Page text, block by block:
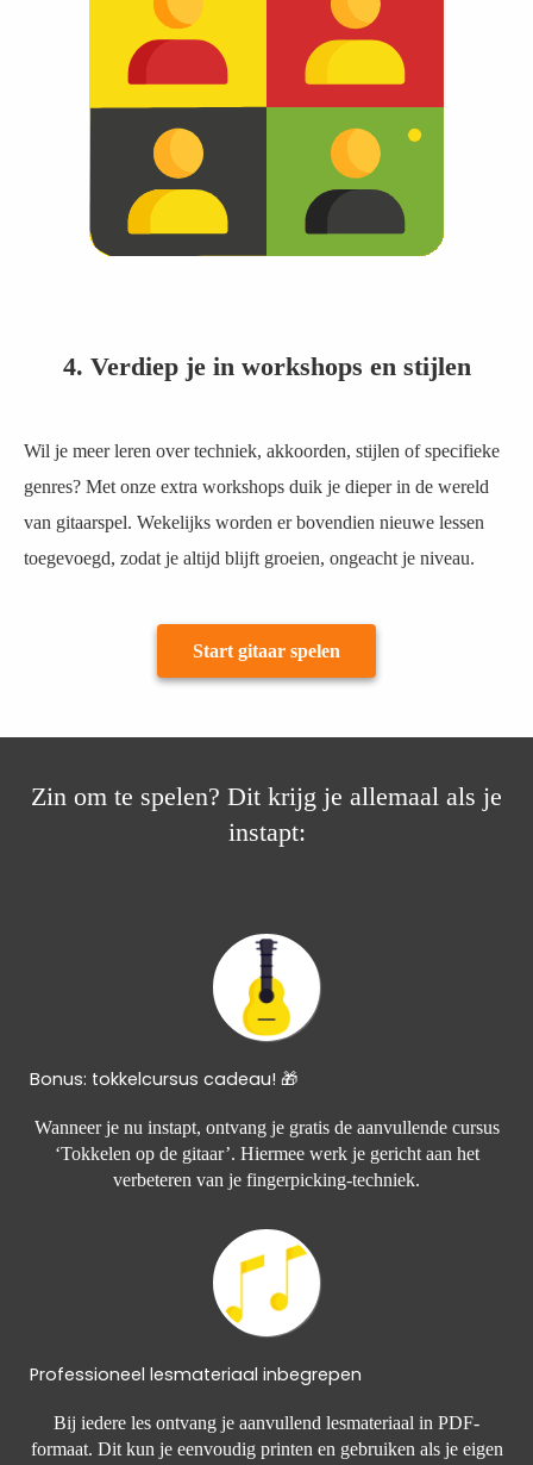
4. Verdiep je in workshops en stijlen
Wil je meer leren over techniek, akkoorden, stijlen of specifieke
genres? Met onze extra workshops duik je dieper in de wereld
van gitaarspel. Wekelijks worden er bovendien nieuwe lessen
toegevoegd, zodat je altijd blijft groeien, ongeacht je niveau.
Start gitaar spelen
Zin om te spelen? Dit krijg je allemaal als je
instapt:
Bonus: tokkelcursus cadeau! 🎁
Wanneer je nu instapt, ontvang je gratis de aanvullende cursus
‘Tokkelen op de gitaar’. Hiermee werk je gericht aan het
verbeteren van je fingerpicking-techniek.
Professioneel lesmateriaal inbegrepen
Bij iedere les ontvang je aanvullend lesmateriaal in PDF-
formaat. Dit kun je eenvoudig printen en gebruiken als je eigen